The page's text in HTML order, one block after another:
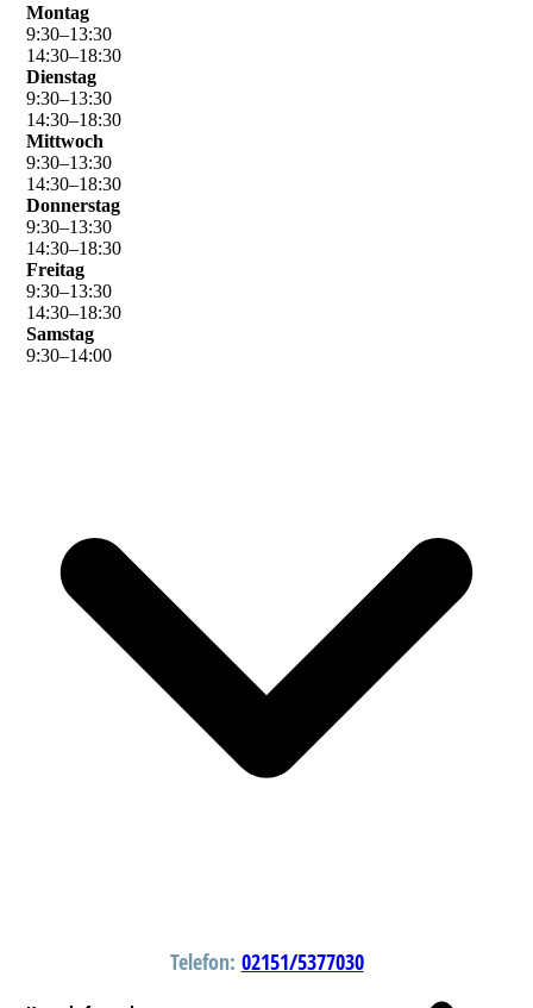
Montag
9:30–13:30
14:30–18:30
Dienstag
9:30–13:30
14:30–18:30
Mittwoch
9:30–13:30
14:30–18:30
Donnerstag
9:30–13:30
14:30–18:30
Freitag
9:30–13:30
14:30–18:30
Samstag
9:30–14:00
Telefon: 02151/5377030